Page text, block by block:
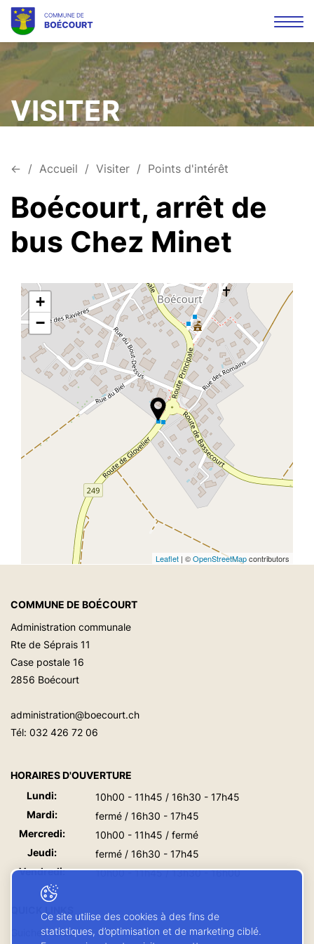
Mots
clés
la
VISITER
← Accueil Visiter Points d'intérêt
Boécourt, arrêt de
bus Chez Minet
+
−
Leaflet | ©OpenStreetMapcontributors
COMMUNE DE BOÉCOURT
Administration communale
Rte de Séprais 11
Case postale 16
2856 Boécourt
administration@boecourt.ch
Tél: 032 426 72 06
HORAIRES D'OUVERTURE
Lundi:
10h00 - 11h45 / 16h30 - 17h45
Mardi:
fermé / 16h30 - 17h45
Mercredi:
10h00 - 11h45 / fermé
Jeudi:
fermé / 16h30 - 17h45
Vendredi:
10h00 - 11h45 / 13h30 - 16h00
QUICK LINKS
Guichet virtuel
Ce site utilise des cookies à des fins de
statistiques, d’optimisation et de marketing ciblé.